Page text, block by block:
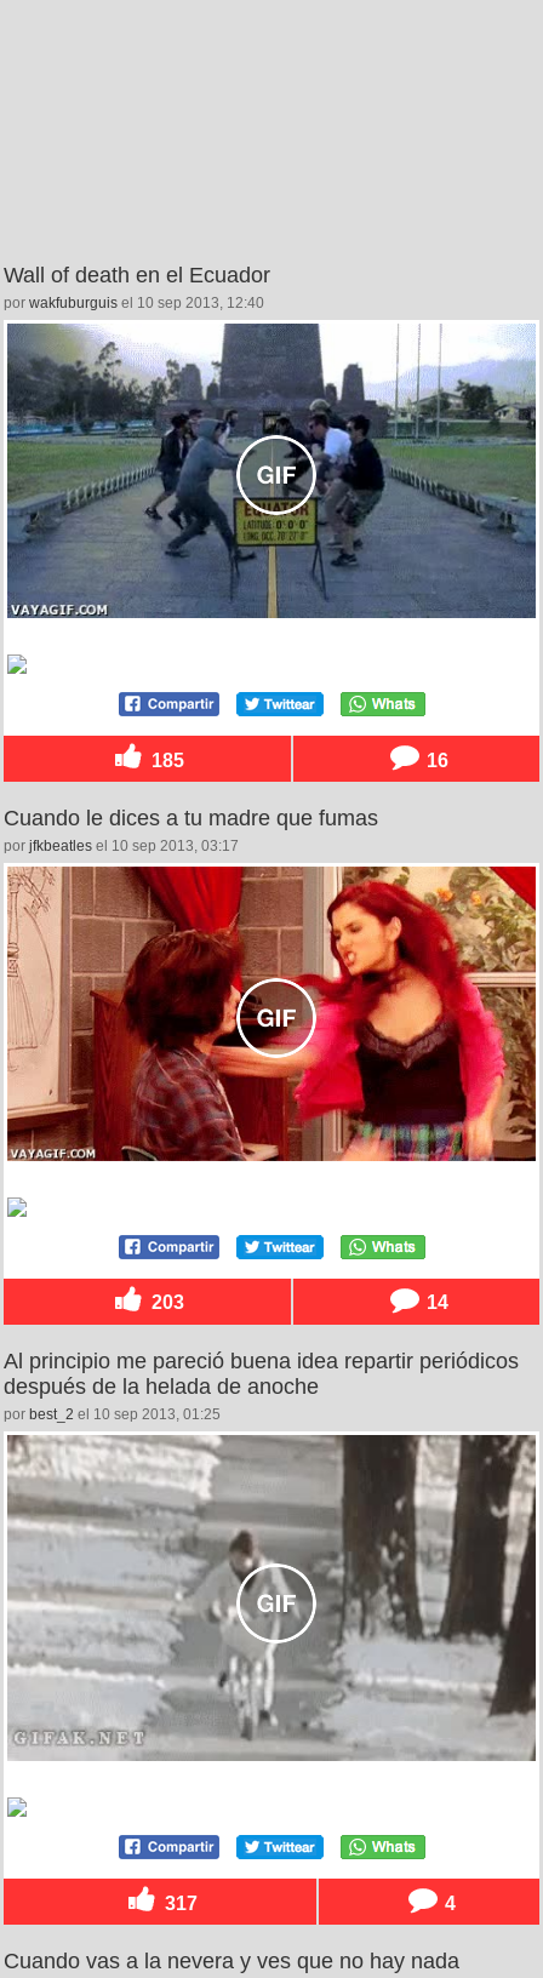
Wall of death en el Ecuador
por wakfuburguis el 10 sep 2013, 12:40
185 16
Cuando le dices a tu madre que fumas
por jfkbeatles el 10 sep 2013, 03:17
203 14
Al principio me pareció buena idea repartir periódicos
después de la helada de anoche
por best_2 el 10 sep 2013, 01:25
317 4
Cuando vas a la nevera y ves que no hay nada